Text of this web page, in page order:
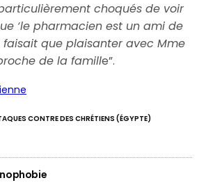
choqués de voir
‘le pharmacien est un ami de
que plaisanter avec Mme
de la famille”.
CONTRE DES CHRÉTIENS (ÉGYPTE)